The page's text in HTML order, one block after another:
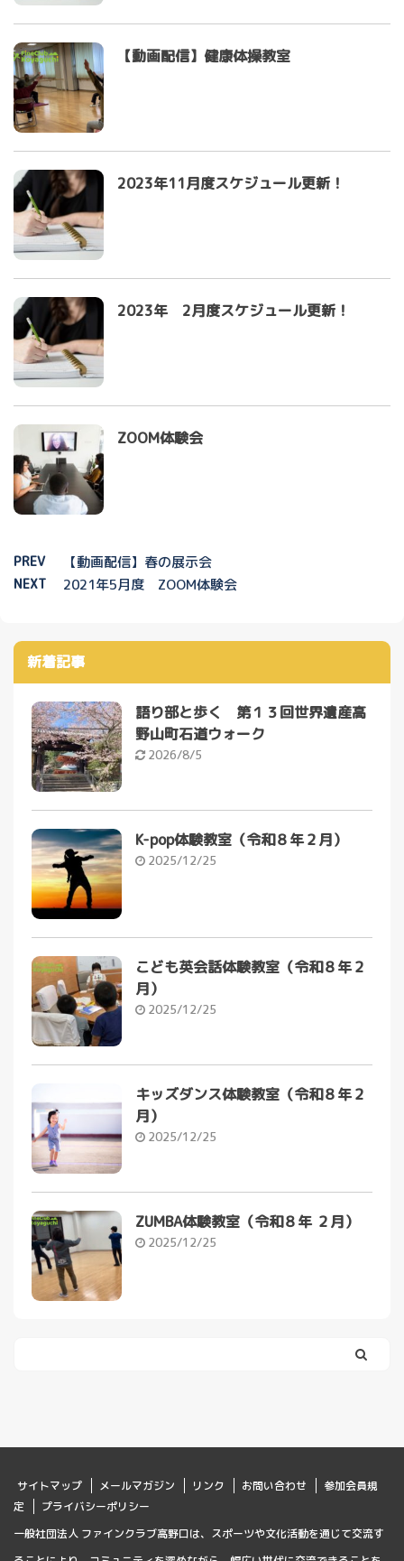
【動画配信】健康体操教室
2023年11月度スケジュール更新！
2023年 2月度スケジュール更新！
ZOOM体験会
PREV 【動画配信】春の展示会
NEXT 2021年5月度 ZOOM体験会
新着記事
語り部と歩く 第１３回世界遺産高
野山町石道ウォーク
2026/8/5
K-pop体験教室（令和８年２月）
2025/12/25
こども英会話体験教室（令和８年２
月）
2025/12/25
キッズダンス体験教室（令和８年２
月）
2025/12/25
ZUMBA体験教室（令和８年 ２月）
2025/12/25
サイトマップ メールマガジン リンク お問い合わせ
参加会員規
定
プライバシーポリシー
一般社団法人 ファインクラブ高野口は、スポーツや文化活動を通じて交流す